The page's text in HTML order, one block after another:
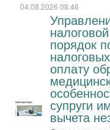
04.08.2026 08:46
порядок
оплату
супруги
вычета